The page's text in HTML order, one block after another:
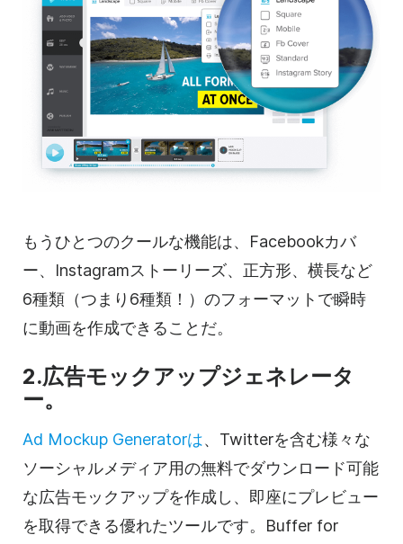
もうひとつのクールな機能は、Facebookカバ
ー、Instagramストーリーズ、正方形、横長など
6種類（つまり6種類！）のフォーマットで瞬時
に動画を作成できることだ。
2.広告モックアップジェネレータ
ー。
Ad Mockup Generatorは、Twitterを含む様々な
ソーシャルメディア用の無料でダウンロード可能
な広告モックアップを作成し、即座にプレビュー
を取得できる優れたツールです。Buffer for